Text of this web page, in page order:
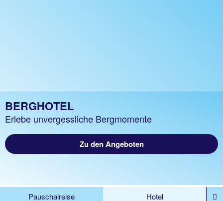
BERGHOTEL
Erlebe unvergessliche Bergmomente
Zu den Angeboten
Pauschalreise
Hotel